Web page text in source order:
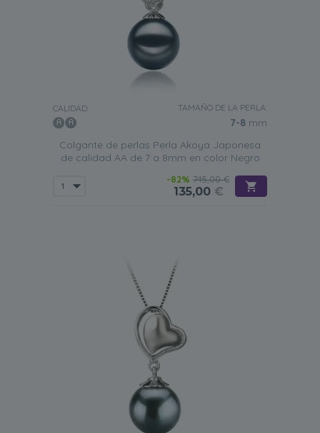
CALIDAD: TAMAÑO DE LA PERLA:
7-8 mm
Colgante de perlas Perla Akoya Japonesa
de calidad AA de 7 a 8mm en color Negro
-82% 745,00 €
135,00 €